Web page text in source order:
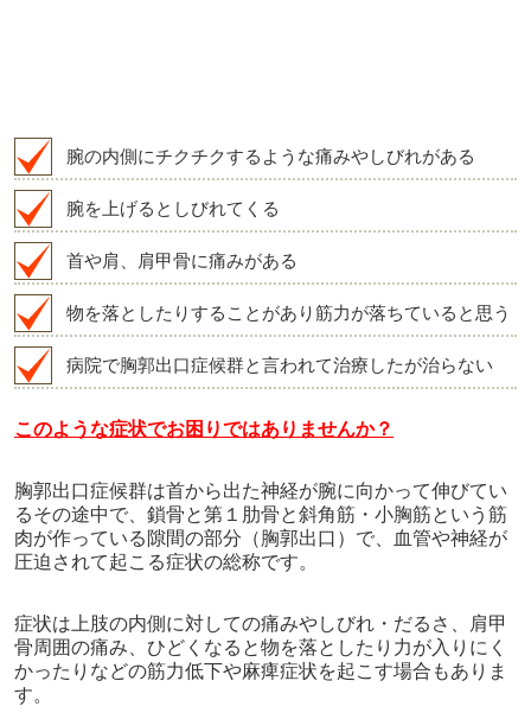
腕の内側にチクチクするような痛みやしびれがある
腕を上げるとしびれてくる
首や肩、肩甲骨に痛みがある
物を落としたりすることがあり筋力が落ちていると思う
病院で胸郭出口症候群と言われて治療したが治らない
このような症状でお困りではありませんか？
胸郭出口症候群は首から出た神経が腕に向かって伸びてい
るその途中で、鎖骨と第１肋骨と斜角筋・小胸筋という筋
肉が作っている隙間の部分（胸郭出口）で、血管や神経が
圧迫されて起こる症状の総称です。
症状は上肢の内側に対しての痛みやしびれ・だるさ、肩甲
骨周囲の痛み、ひどくなると物を落としたり力が入りにく
かったりなどの筋力低下や麻痺症状を起こす場合もありま
す。